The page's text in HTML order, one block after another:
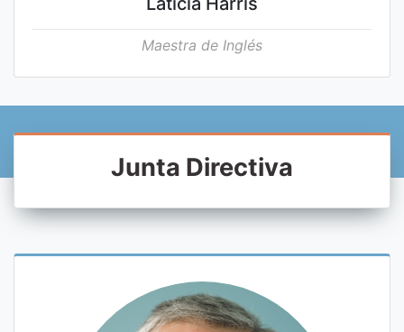
Maestra de Inglés
Junta Directiva